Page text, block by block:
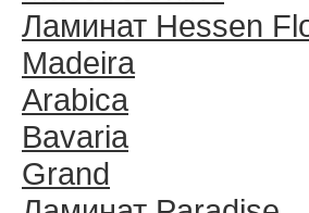
Ламинат Hessen
Madeira
Arabica
Bavaria
Grand